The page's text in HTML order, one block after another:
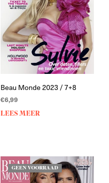
Beau Monde 2023 / 7+8
€6,99
LEES MEER
GEEN VOORRAAD